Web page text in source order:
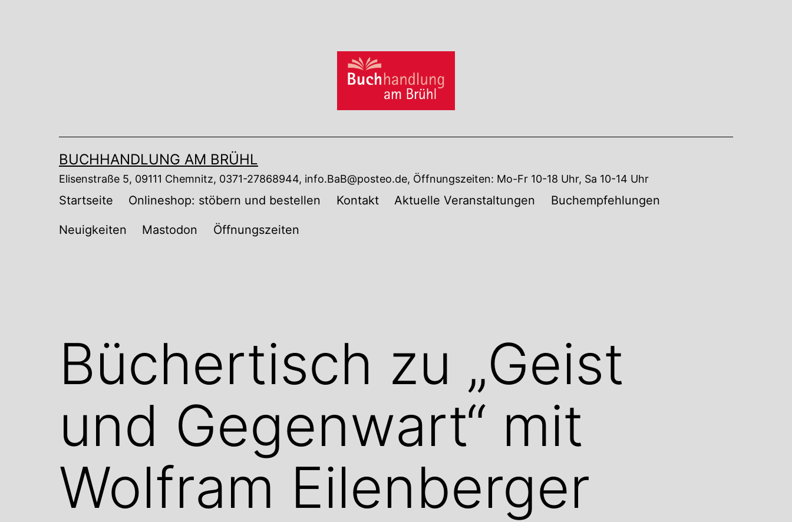
BUCHHANDLUNG AM BRÜHL
Elisenstraße 5, 09111 Chemnitz, 0371-27868944, info.BaB@posteo.de, Öffnungszeiten: Mo-Fr 10-18 Uhr, Sa 10-14 Uhr
Startseite Onlineshop: stöbern und bestellen Kontakt Aktuelle Veranstaltungen Buchempfehlungen
Neuigkeiten Mastodon Öffnungszeiten
Büchertisch zu „Geist
und Gegenwart“ mit
Wolfram Eilenberger